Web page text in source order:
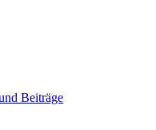
Beiträge